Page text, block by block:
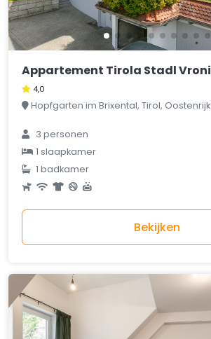
Appartement Tirola Stadl Vroni
4,0
Hopfgarten im Brixental, Tirol, Oostenrijk
3 personen
1 slaapkamer
1 badkamer
Bekijken